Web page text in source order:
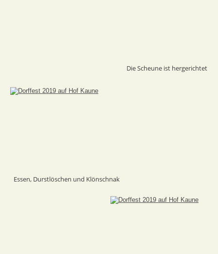
Essen, Durstlöschen und Klönschnak
Die Scheune ist hergerichtet